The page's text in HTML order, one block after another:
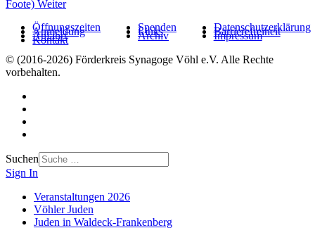
Foote) Weiter
Öffnungszeiten
Anmeldung
Anfahrt
Kontakt
Spenden
Links
Archiv
Datenschutzerklärung
Barrierefreiheit
Impressum
© (2016-2026) Förderkreis Synagoge Vöhl e.V. Alle Rechte
vorbehalten.
Suchen
Sign In
Veranstaltungen 2026
Vöhler Juden
Juden in Waldeck-Frankenberg